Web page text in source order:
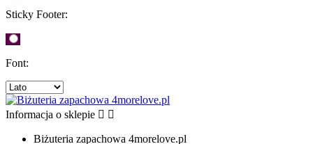
Sticky Footer:
Font:
Informacja o sklepie  
Biżuteria zapachowa 4morelove.pl